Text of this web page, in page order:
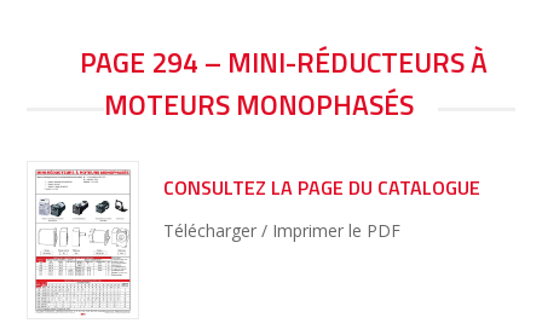
PAGE 294 – MINI-RÉDUCTEURS À
MOTEURS MONOPHASÉS
CONSULTEZ LA PAGE DU CATALOGUE
Télécharger / Imprimer le PDF
NAVIGATION